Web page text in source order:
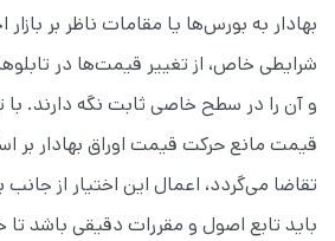
بهادار به بورس‌ها یا مقامات ناظر بر بازار
شرایطی خاص، از تغییر قیمت‌ها در
و آن را در سطح خاصی ثابت نگه دارند. با
قیمت مانع حرکت قیمت اوراق بهادار بر
تقاضا می‌گردد، اعمال این اختیار از
باید تابع اصول و مقررات دقیقی باشد تا